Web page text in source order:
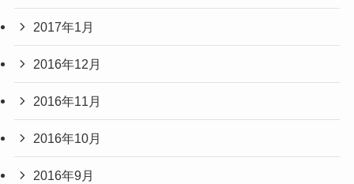
2017年1月
2016年12月
2016年11月
2016年10月
2016年9月